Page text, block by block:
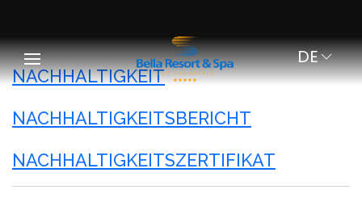
DE
NACHHALTIGKEIT
NACHHALTIGKEITSBERICHT
NACHHALTIGKEITSZERTIFIKAT